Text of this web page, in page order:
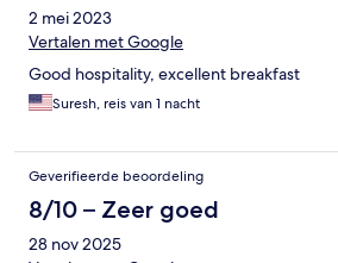
2 mei 2023
Vertalen met Google
Good hospitality, excellent breakfast
Suresh, reis van 1 nacht
Geverifieerde beoordeling
8/10 – Zeer goed
28 nov 2025